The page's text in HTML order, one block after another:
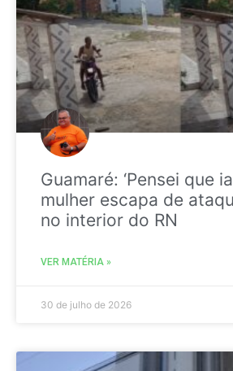
Guamaré: ‘Pensei que
mulher escapa de
no interior do RN
VER MATÉRIA »
30 de julho de 2026